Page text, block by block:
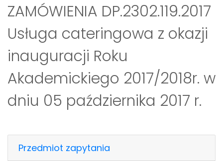
ZAMÓWIENIA DP.2302.119.2017
Usługa cateringowa z okazji
inauguracji Roku
Akademickiego 2017/2018r. w
dniu 05 października 2017 r.
Przedmiot zapytania